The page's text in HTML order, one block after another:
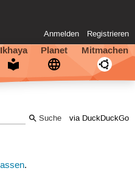
Anmelden Registrieren
Ikhaya Planet Mitmachen
via DuckDuckGo
.